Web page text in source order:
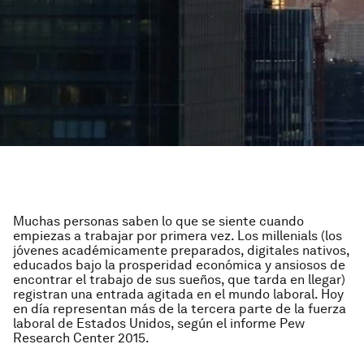
Muchas personas saben lo que se siente cuando
empiezas a trabajar por primera vez. Los millenials (los
jóvenes académicamente preparados, digitales nativos,
educados bajo la prosperidad económica y ansiosos de
encontrar el trabajo de sus sueños, que tarda en llegar)
registran una entrada agitada en el mundo laboral. Hoy
en día representan más de la tercera parte de la fuerza
laboral de Estados Unidos, según el informe Pew
Research Center 2015.